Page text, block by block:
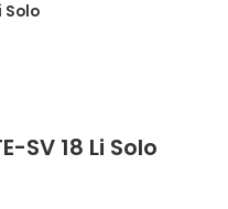
Solo
SV 18 Li Solo